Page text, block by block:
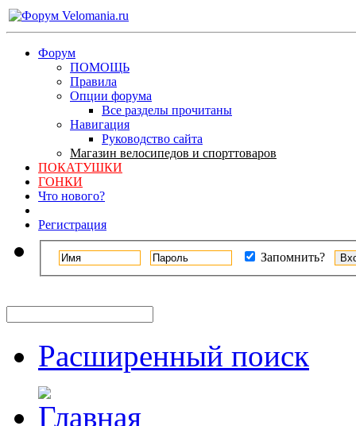
Форум
ПОМОЩЬ
Правила
Опции форума
Все разделы прочитаны
Навигация
Руководство сайта
Магазин велосипедов и спорттоваров
ПОКАТУШКИ
ГОНКИ
Что нового?
Регистрация
Запомнить?
Расширенный поиск